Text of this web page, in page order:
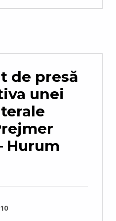
de presă
unei
Hurum